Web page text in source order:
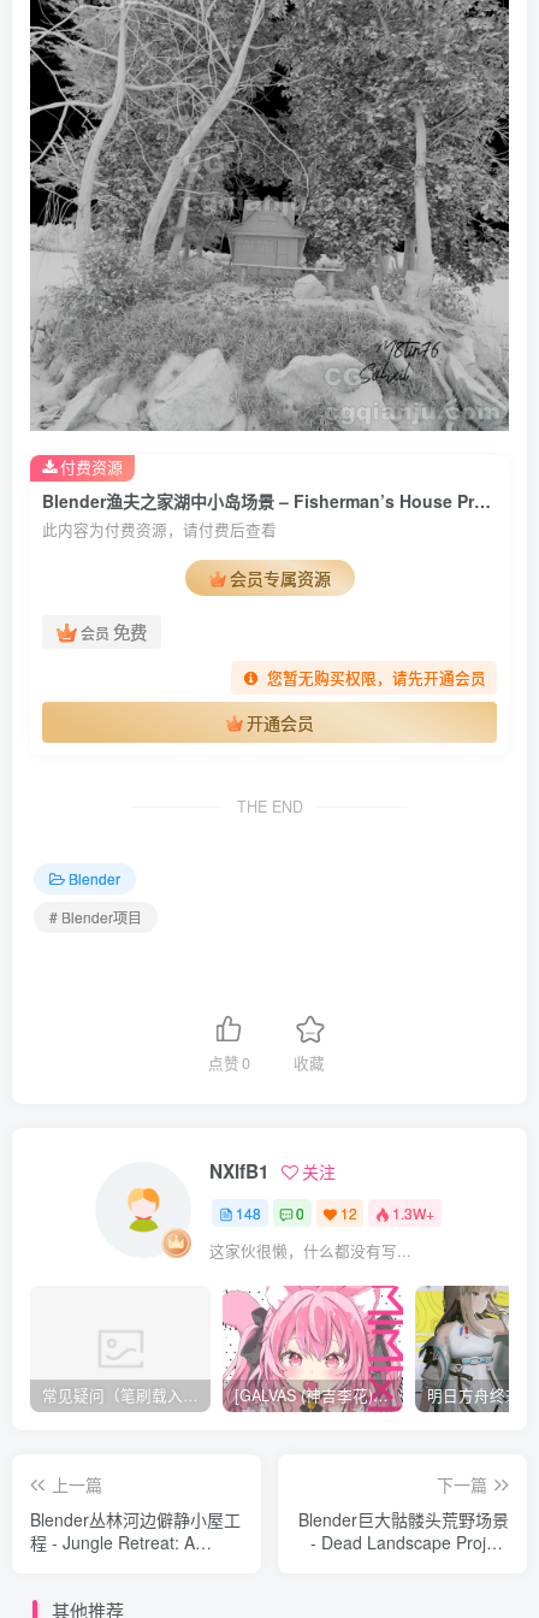
Blender渔夫之家湖中小岛场景 – Fisherman’s House Project File[1.2GB]
此内容为付费资源，请付费后查看
会员专属资源
会员 免费
您暂无购买权限，请先开通会员
开通会员
付费资源
THE END
Blender
# Blender项目
点赞0 收藏
NXlfB1 关注
148 0 12 1.3W+
这家伙很懒，什么都没有写...
常见疑问（笔刷载入方法，无法载入 / 解压不了 / 链接失效） [GALVAS (神吉李花)] MIMIPINK[12P][57MB]
上一篇
Blender丛林河边僻静小屋工
程 - Jungle Retreat: A
下一篇
Blender巨大骷髅头荒野场景
- Dead Landscape Project
其他推荐